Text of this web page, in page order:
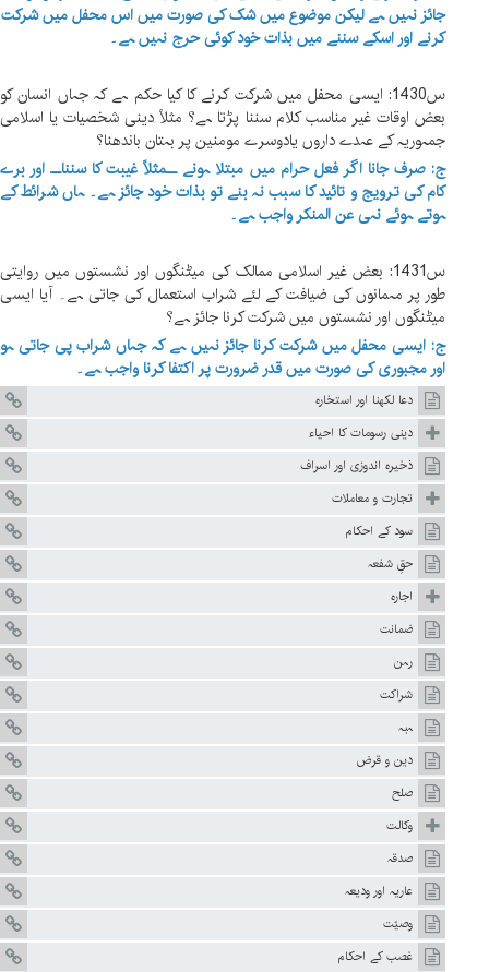
جائز نہیں ہے لیکن موضوع میں شک کی صورت میں اس محفل میں شرکت
کرنے اور اسکے سننے میں بذات خود کوئی حرج نہیں ہے۔
س1430: ایسی محفل میں شرکت کرنے کا کیا حکم ہے کہ جہاں انسان کو
بعض اوقات غیر مناسب کلام سننا پڑتا ہے؟ مثلاً دینی شخصیات یا اسلامی
جمہوریہ کے عہدے داروں یادوسرے مومنین پر بہتان باندھنا؟
ج: صرف جانا اگر فعل حرام میں مبتلا ہونے ــمثلاً غیبت کا سنناــ اور برے
کام کی ترویج و تائید کا سبب نہ بنے تو بذات خود جائز ہے۔ ہاں شرائط کے
ہوتے ہوئے نہی عن المنکر واجب ہے۔
س1431: بعض غیر اسلامی ممالک کی میٹنگوں اور نشستوں میں روایتی
طور پر مہمانوں کی ضیافت کے لئے شراب استعمال کی جاتی ہے۔ آیا ایسی
میٹنگوں اور نشستوں میں شرکت کرنا جائز ہے؟
ج: ایسی محفل میں شرکت کرنا جائز نہیں ہے کہ جہاں شراب پی جاتی ہو
اور مجبوری کی صورت میں قدر ضرورت پر اکتفا کرنا واجب ہے۔
دعا لکھنا اور استخارہ
دینی رسومات کا احیاء
ذخیرہ اندوزی اور اسراف
تجارت و معاملات
سود کے احکام
حقِ شفعہ
اجارہ
ضمانت
رہن
شراکت
ہبہ
دین و قرض
صلح
وکالت
صدقہ
عاریہ اور ودیعہ
وصیّت
غصب کے احکام